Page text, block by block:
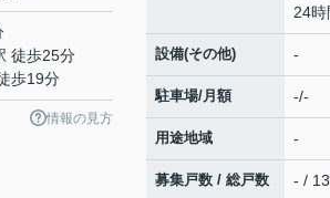
徒歩25分
歩19分
情報の見方
24
設備(その他) -
駐車場/月額 -/-
用途地域 -
募集戸数 / 総戸数 - /